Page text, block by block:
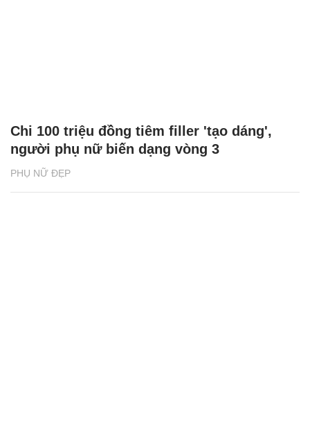
PHỤ NỮ ĐẸP
Chi 100 triệu đồng tiêm filler 'tạo dáng',
người phụ nữ biến dạng vòng 3